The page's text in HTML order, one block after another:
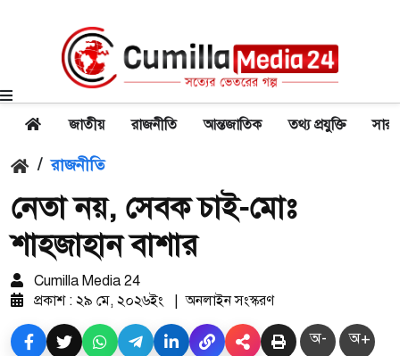
জাতীয় রাজনীতি আন্তজাতিক তথ্য প্রযুক্তি
/ রাজনীতি
নেতা নয়, সেবক চাই-মোঃ
শাহজাহান বাশার
Cumilla Media 24
প্রকাশ : ২৯ মে, ২০২৬ইং
| অনলাইন সংস্করণ
অ- অ+